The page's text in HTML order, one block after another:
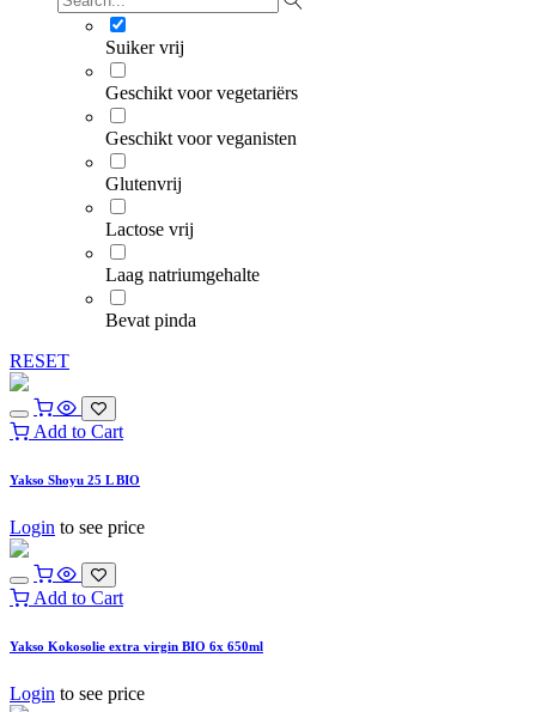
Suiker vrij
Geschikt voor vegetariërs
Geschikt voor veganisten
Glutenvrij
Lactose vrij
Laag natriumgehalte
Bevat pinda
RESET
Add to Cart
Yakso Shoyu 25 L BIO
Login to see price
Add to Cart
Yakso Kokosolie extra virgin BIO 6x 650ml
Login to see price